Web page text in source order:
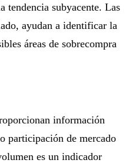
tendencia subyacente. Las
ayudan a identificar la
áreas de sobrecompra
información
participación de mercado
es un indicador